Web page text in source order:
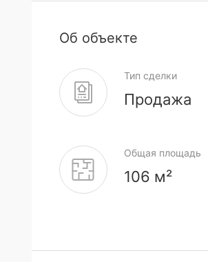
Об объекте
Тип сделки
Продажа
Общая площадь
106 м²